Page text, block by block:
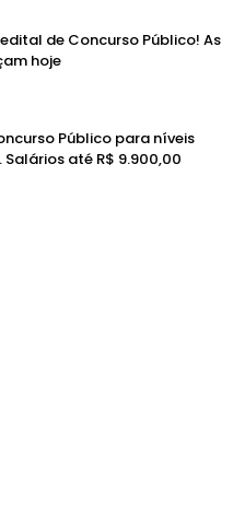
de Concurso Público! As
hoje
Público para níveis
Salários até R$ 9.900,00